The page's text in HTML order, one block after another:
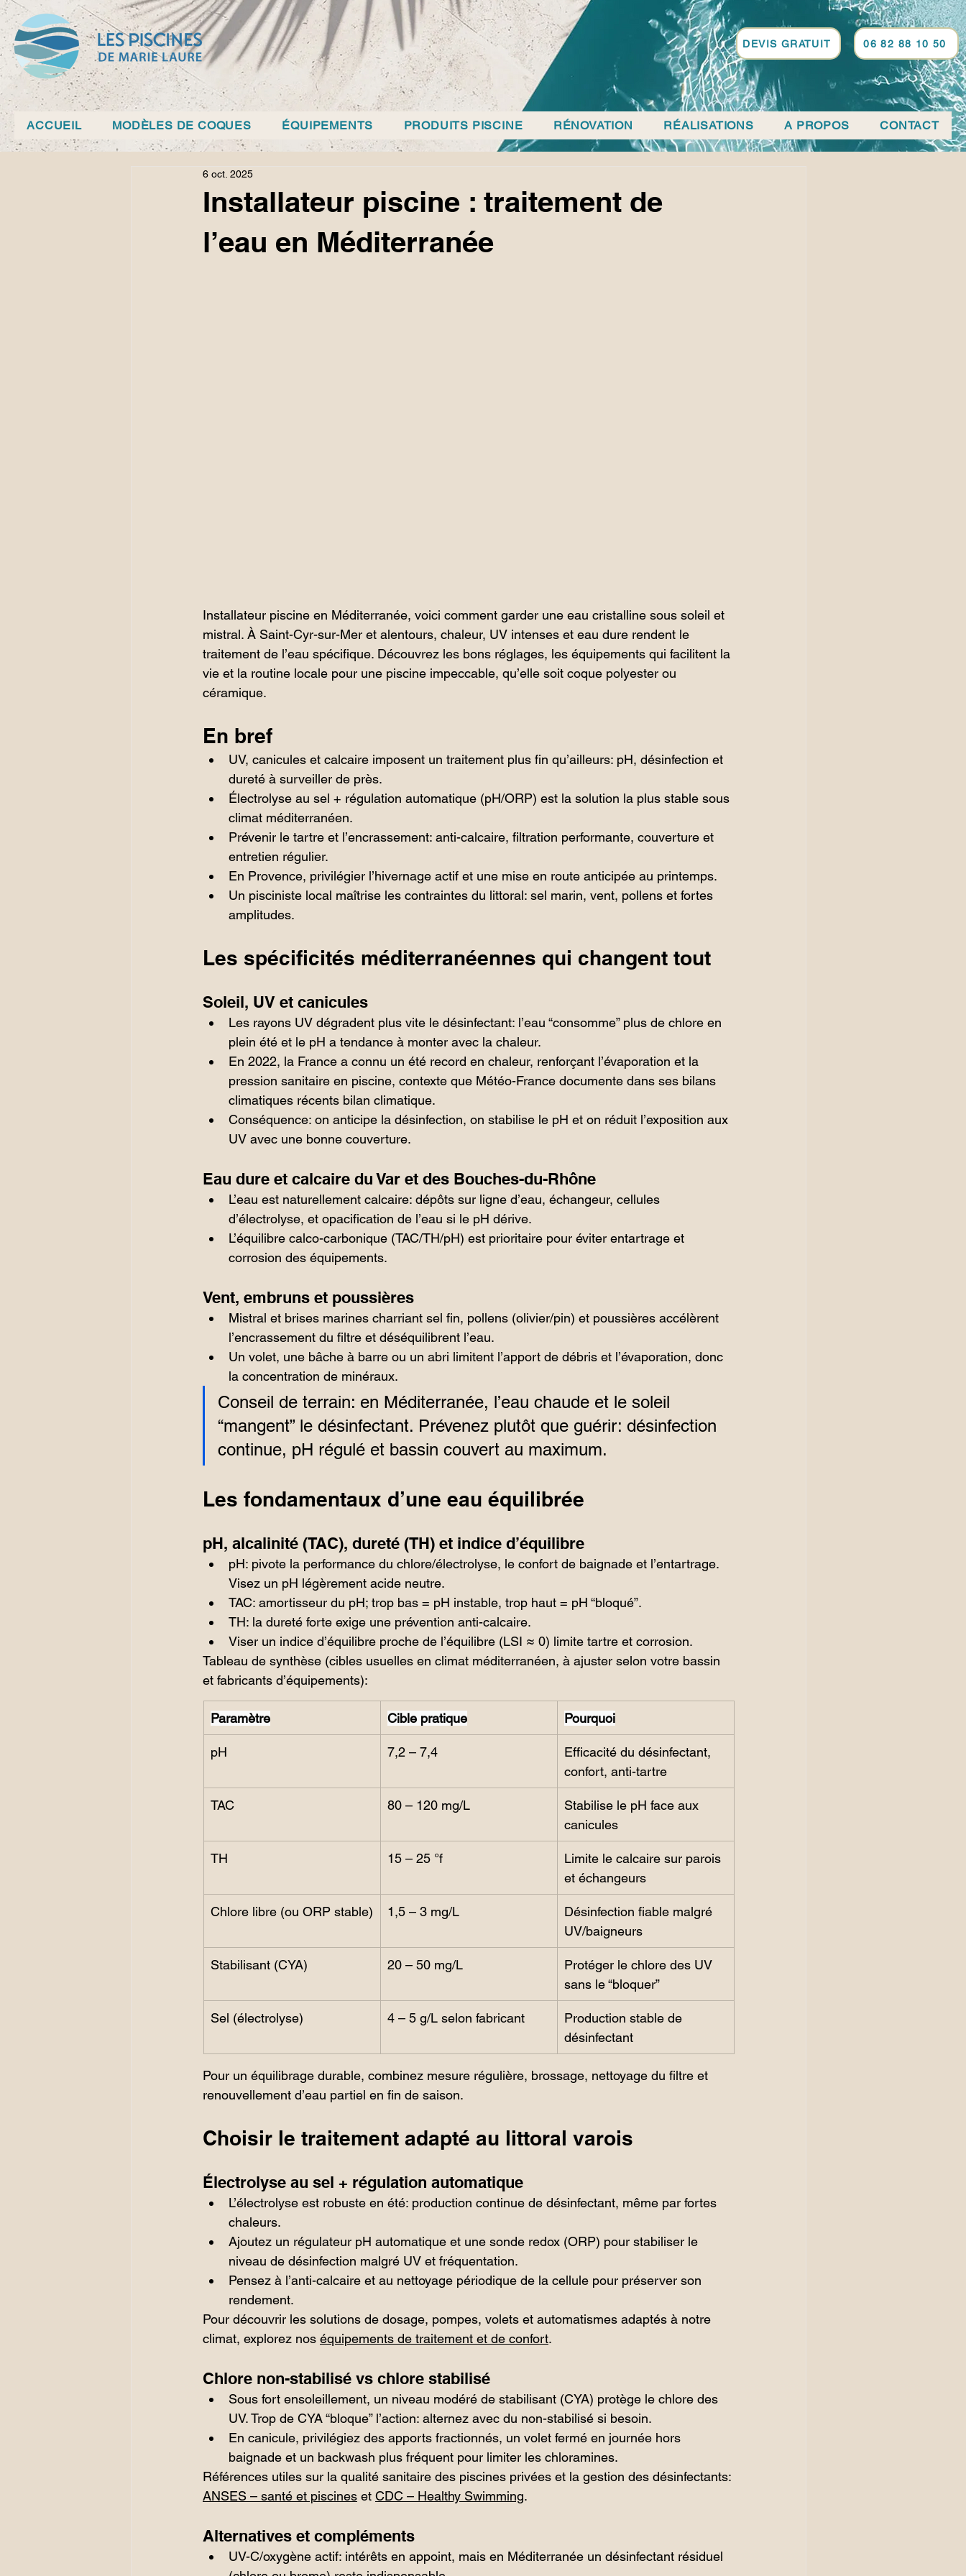
ACCUEIL MODÈLES DE COQUES ÉQUIPEMENTS PRODUITS PISCINE RÉNOVATION RÉALISATIONS A PROPOS CONTACT
DEVIS GRATUIT 06 82 88 10 50
Installateur piscine : traitement de
l’eau en Méditerranée
6 oct. 2025
Installateur piscine en Méditerranée, voici comment garder une eau cristalline sous soleil et
mistral. À Saint-Cyr-sur-Mer et alentours, chaleur, UV intenses et eau dure rendent le
traitement de l’eau spécifique. Découvrez les bons réglages, les équipements qui facilitent la
vie et la routine locale pour une piscine impeccable, qu’elle soit coque polyester ou
céramique.
En bref
UV, canicules et calcaire imposent un traitement plus fin qu’ailleurs: pH, désinfection et
dureté à surveiller de près.
Électrolyse au sel + régulation automatique (pH/ORP) est la solution la plus stable sous
climat méditerranéen.
Prévenir le tartre et l’encrassement: anti-calcaire, filtration performante, couverture et
entretien régulier.
En Provence, privilégier l’hivernage actif et une mise en route anticipée au printemps.
Un pisciniste local maîtrise les contraintes du littoral: sel marin, vent, pollens et fortes
amplitudes.
Les spécificités méditerranéennes qui changent tout
Soleil, UV et canicules
Les rayons UV dégradent plus vite le désinfectant: l’eau “consomme” plus de chlore en
plein été et le pH a tendance à monter avec la chaleur.
En 2022, la France a connu un été record en chaleur, renforçant l’évaporation et la
pression sanitaire en piscine, contexte que Météo-France documente dans ses bilans
climatiques récents bilan climatique.
Conséquence: on anticipe la désinfection, on stabilise le pH et on réduit l’exposition aux
UV avec une bonne couverture.
Eau dure et calcaire du Var et des Bouches-du-Rhône
L’eau est naturellement calcaire: dépôts sur ligne d’eau, échangeur, cellules
d’électrolyse, et opacification de l’eau si le pH dérive.
L’équilibre calco-carbonique (TAC/TH/pH) est prioritaire pour éviter entartrage et
corrosion des équipements.
Vent, embruns et poussières
Mistral et brises marines charriant sel fin, pollens (olivier/pin) et poussières accélèrent
l’encrassement du filtre et déséquilibrent l’eau.
Un volet, une bâche à barre ou un abri limitent l’apport de débris et l’évaporation, donc
la concentration de minéraux.
Conseil de terrain: en Méditerranée, l’eau chaude et le soleil
“mangent” le désinfectant. Prévenez plutôt que guérir: désinfection
continue, pH régulé et bassin couvert au maximum.
Les fondamentaux d’une eau équilibrée
pH, alcalinité (TAC), dureté (TH) et indice d’équilibre
pH: pivote la performance du chlore/électrolyse, le confort de baignade et l’entartrage.
Visez un pH légèrement acide neutre.
TAC: amortisseur du pH; trop bas = pH instable, trop haut = pH “bloqué”.
TH: la dureté forte exige une prévention anti-calcaire.
Viser un indice d’équilibre proche de l’équilibre (LSI ≈ 0) limite tartre et corrosion.
Tableau de synthèse (cibles usuelles en climat méditerranéen, à ajuster selon votre bassin
et fabricants d’équipements):
Paramètre Cible pratique Pourquoi
pH 7,2 – 7,4
Efficacité du désinfectant,
confort, anti-tartre
TAC 80 – 120 mg/L
Stabilise le pH face aux
canicules
TH 15 – 25 °f
Limite le calcaire sur parois
et échangeurs
Chlore libre (ou ORP stable) 1,5 – 3 mg/L
Désinfection fiable malgré
UV/baigneurs
Stabilisant (CYA) 20 – 50 mg/L
Protéger le chlore des UV
sans le “bloquer”
Sel (électrolyse) 4 – 5 g/L selon fabricant
Production stable de
désinfectant
Pour un équilibrage durable, combinez mesure régulière, brossage, nettoyage du filtre et
renouvellement d’eau partiel en fin de saison.
Choisir le traitement adapté au littoral varois
Électrolyse au sel + régulation automatique
L’électrolyse est robuste en été: production continue de désinfectant, même par fortes
chaleurs.
Ajoutez un régulateur pH automatique et une sonde redox (ORP) pour stabiliser le
niveau de désinfection malgré UV et fréquentation.
Pensez à l’anti-calcaire et au nettoyage périodique de la cellule pour préserver son
rendement.
Pour découvrir les solutions de dosage, pompes, volets et automatismes adaptés à notre
climat, explorez nos équipements de traitement et de confort.
Chlore non-stabilisé vs chlore stabilisé
Sous fort ensoleillement, un niveau modéré de stabilisant (CYA) protège le chlore des
UV. Trop de CYA “bloque” l’action: alternez avec du non-stabilisé si besoin.
En canicule, privilégiez des apports fractionnés, un volet fermé en journée hors
baignade et un backwash plus fréquent pour limiter les chloramines.
Références utiles sur la qualité sanitaire des piscines privées et la gestion des désinfectants:
ANSES – santé et piscines et CDC – Healthy Swimming.
Alternatives et compléments
UV-C/oxygène actif: intérêts en appoint, mais en Méditerranée un désinfectant résiduel